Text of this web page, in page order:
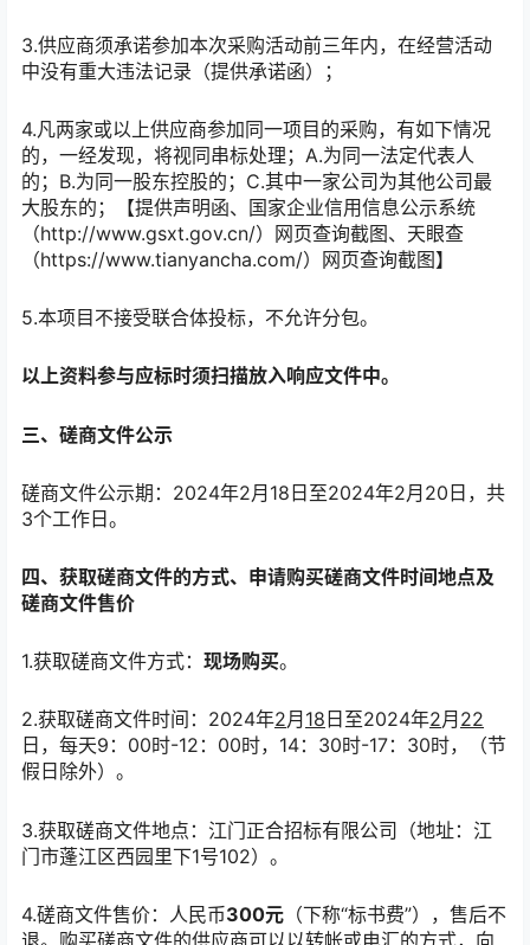
3.供应商须承诺参加本次采购活动前三年内，在经营活动
中没有重大违法记录（提供承诺函）；
4.凡两家或以上供应商参加同一项目的采购，有如下情况
的，一经发现，将视同串标处理；A.为同一法定代表人
的；B.为同一股东控股的；C.其中一家公司为其他公司最
大股东的；【提供声明函、国家企业信用信息公示系统
（http://www.gsxt.gov.cn/）网页查询截图、天眼查
（https://www.tianyancha.com/）网页查询截图】
5.本项目不接受联合体投标，不允许分包。
以上资料参与应标时须扫描放入响应文件中。
三、 磋商文件公示
磋商文件公示期：2024年2月18日至2024年2月20日，共
3个工作日。
四、获取磋商文件的方式、 申请购买磋商文件时间地点及
磋商文件售价
1.获取磋商文件方式： 现场购买。
2.获取磋商文件时间：2024年2月 18 日至2024年2月 22
日，每天9：00时-12：00时，14：30时-17：30时，（节
假日除外）。
3.获取磋商文件地点：江门正合招标有限公司（地址：江
门市蓬江区西园里下1号102）。
4.磋商文件售价：人民币300元 （下称“标书费”），售后不
退。购买磋商文件的供应商可以以转帐或电汇的方式，向